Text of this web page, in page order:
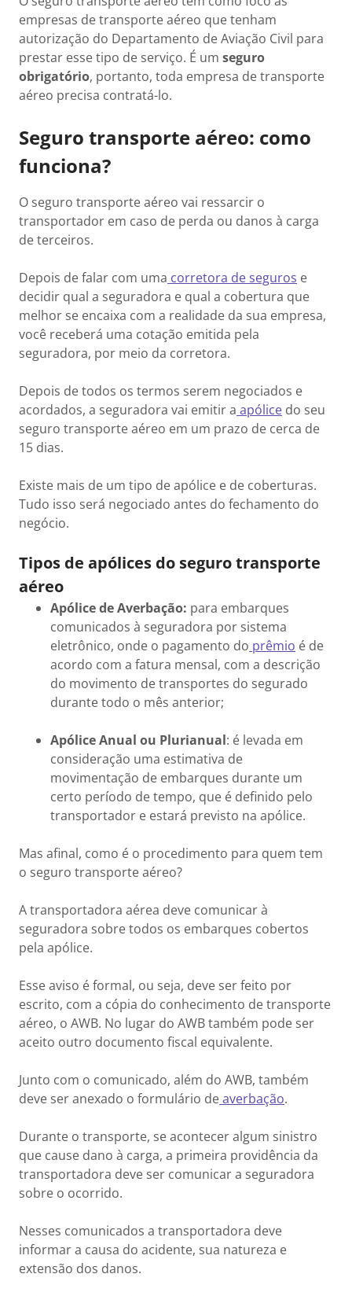
empresas de transporte aéreo que tenham
autorização do Departamento de Aviação Civil para
prestar esse tipo de serviço. É um seguro
obrigatório, portanto, toda empresa de transporte
aéreo precisa contratá-lo.
Seguro transporte aéreo: como
funciona?
O seguro transporte aéreo vai ressarcir o
transportador em caso de perda ou danos à carga
de terceiros.
Depois de falar com uma corretora de seguros e
decidir qual a seguradora e qual a cobertura que
melhor se encaixa com a realidade da sua empresa,
você receberá uma cotação emitida pela
seguradora, por meio da corretora.
Depois de todos os termos serem negociados e
acordados, a seguradora vai emitir a apólice do seu
seguro transporte aéreo em um prazo de cerca de
15 dias.
Existe mais de um tipo de apólice e de coberturas.
Tudo isso será negociado antes do fechamento do
negócio.
Tipos de apólices do seguro transporte
aéreo
Apólice de Averbação: para embarques
comunicados à seguradora por sistema
eletrônico, onde o pagamento do prêmio é de
acordo com a fatura mensal, com a descrição
do movimento de transportes do segurado
durante todo o mês anterior;
Apólice Anual ou Plurianual: é levada em
consideração uma estimativa de
movimentação de embarques durante um
certo período de tempo, que é definido pelo
transportador e estará previsto na apólice.
Mas afinal, como é o procedimento para quem tem
o seguro transporte aéreo?
A transportadora aérea deve comunicar à
seguradora sobre todos os embarques cobertos
pela apólice.
Esse aviso é formal, ou seja, deve ser feito por
escrito, com a cópia do conhecimento de transporte
aéreo, o AWB. No lugar do AWB também pode ser
aceito outro documento fiscal equivalente.
Junto com o comunicado, além do AWB, também
deve ser anexado o formulário deaverbação.
Durante o transporte, se acontecer algum sinistro
que cause dano à carga, a primeira providência da
transportadora deve ser comunicar a seguradora
sobre o ocorrido.
Nesses comunicados a transportadora deve
informar a causa do acidente, sua natureza e
extensão dos danos.